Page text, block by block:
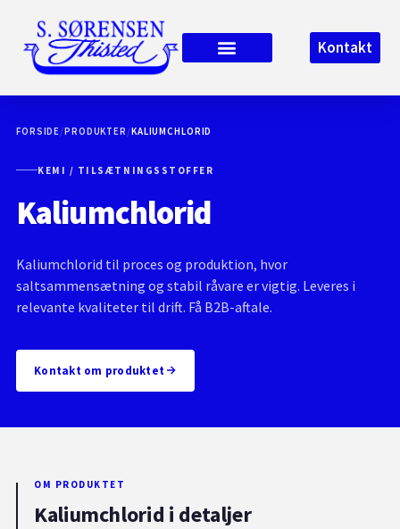
Kontakt
FORSIDE/PRODUKTER /KALIUMCHLORID
KEMI / TILSÆTNINGSSTOFFER
Kaliumchlorid
Kaliumchlorid til proces og produktion, hvor
saltsammensætning og stabil råvare er vigtig. Leveres i
relevante kvaliteter til drift. Få B2B-aftale.
Kontakt om produktet
OM PRODUKTET
Kaliumchlorid i detaljer